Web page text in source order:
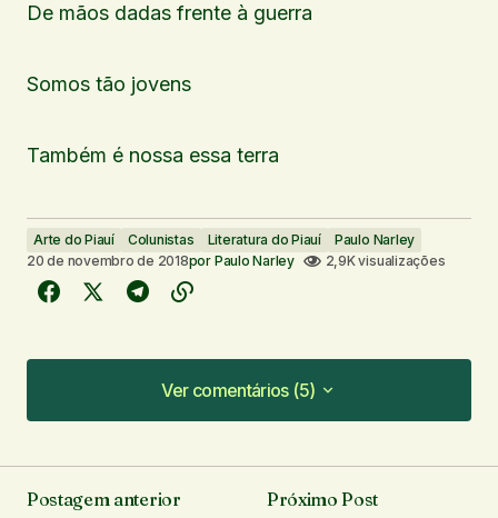
De mãos dadas frente à guerra
Somos tão jovens
Também é nossa essa terra
Arte do Piauí Colunistas Literatura do Piauí
Paulo Narley
20 de novembro de 2018por Paulo Narley 2,9K visualizações
Ver comentários (5)
Ver comentários (5)
Lindo texto! ???
Natty
Postagem anterior
Próximo Post